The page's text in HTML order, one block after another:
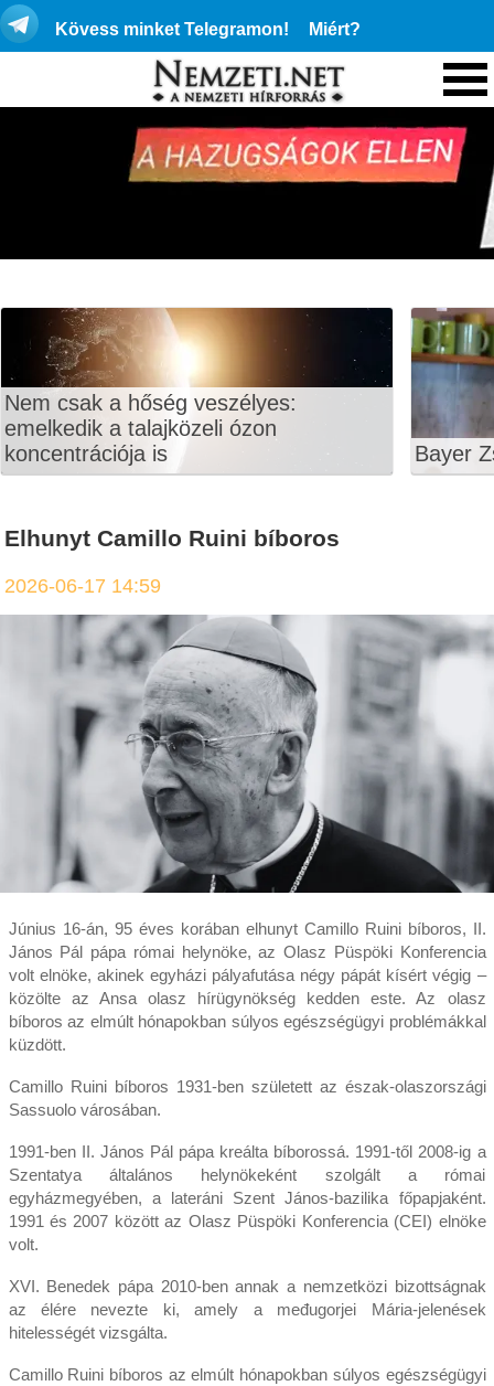
Kövess minket Telegramon! Miért?
Nem csak a hőség veszélyes:
emelkedik a talajközeli ózon
koncentrációja is
Bayer
Elhunyt Camillo Ruini bíboros
2026-06-17 14:59
Június 16-án, 95 éves korában elhunyt Camillo Ruini bíboros, II.
János Pál pápa római helynöke, az Olasz Püspöki Konferencia
volt elnöke, akinek egyházi pályafutása négy pápát kísért végig –
közölte az Ansa olasz hírügynökség kedden este. Az olasz
bíboros az elmúlt hónapokban súlyos egészségügyi problémákkal
küzdött.
Camillo Ruini bíboros 1931-ben született az észak-olaszországi
Sassuolo városában.
1991-ben II. János Pál pápa kreálta bíborossá. 1991-től 2008-ig a
Szentatya általános helynökeként szolgált a római
egyházmegyében, a lateráni Szent János-bazilika főpapjaként.
1991 és 2007 között az Olasz Püspöki Konferencia (CEI) elnöke
volt.
XVI. Benedek pápa 2010-ben annak a nemzetközi bizottságnak
az élére nevezte ki, amely a međugorjei Mária-jelenések
hitelességét vizsgálta.
Camillo Ruini bíboros az elmúlt hónapokban súlyos egészségügyi